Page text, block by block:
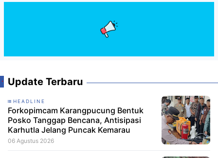
Update Terbaru
HEADLINE
Forkopimcam Karangpucung Bentuk
Posko Tanggap Bencana, Antisipasi
Karhutla Jelang Puncak Kemarau
06 Agustus 2026